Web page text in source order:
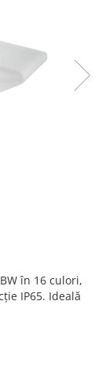
în 16 culori,
IP65. Ideală